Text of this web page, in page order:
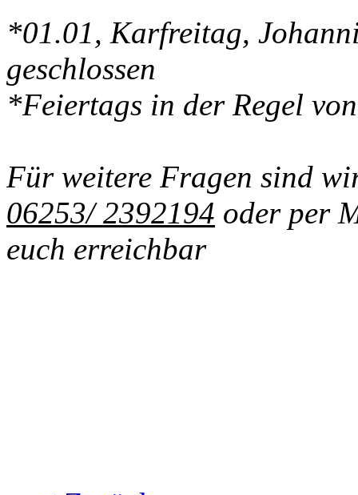
*01.01, Karfreitag,
geschlossen
*Feiertags in der Regel
Für weitere Fragen sind
06253/ 2392194 oder per
euch erreichbar